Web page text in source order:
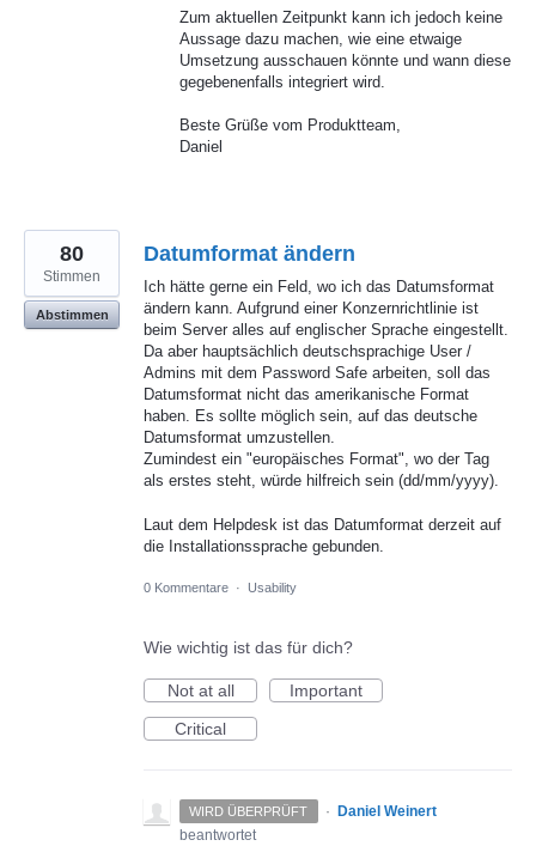
Zum aktuellen Zeitpunkt kann ich jedoch keine
Aussage dazu machen, wie eine etwaige
Umsetzung ausschauen könnte und wann diese
gegebenenfalls integriert wird.
Beste Grüße vom Produktteam,
Daniel
Datumformat ändern
Ich hätte gerne ein Feld, wo ich das Datumsformat
ändern kann. Aufgrund einer Konzernrichtlinie ist
beim Server alles auf englischer Sprache eingestellt.
Da aber hauptsächlich deutschsprachige User /
Admins mit dem Password Safe arbeiten, soll das
Datumsformat nicht das amerikanische Format
haben. Es sollte möglich sein, auf das deutsche
Datumsformat umzustellen.
Zumindest ein "europäisches Format", wo der Tag
als erstes steht, würde hilfreich sein (dd/mm/yyyy).
Laut dem Helpdesk ist das Datumformat derzeit auf
die Installationssprache gebunden.
80
Stimmen
Abstimmen
0 Kommentare · Usability
Wie wichtig ist das für dich?
Not at all
Important
Critical
WIRD ÜBERPRÜFT · Daniel Weinert
beantwortet